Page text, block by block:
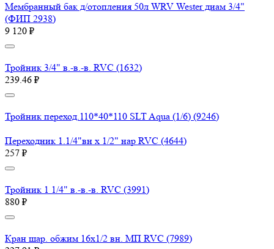
Мембранный бак д/отопления 50л WRV Wester диам 3/4"
(ФИП 2938)
9 120 ₽
Тройник 3/4" в.-в.-в. RVC (1632)
239.46 ₽
Тройник переход.110*40*110 SLT Aqua (1/6) (9246)
Переходник 1.1/4"вн х 1/2" нар RVC (4644)
257 ₽
Тройник 1 1/4" в.-в.-в. RVC (3991)
880 ₽
Кран шар. обжим 16х1/2 вн. МП RVC (7989)